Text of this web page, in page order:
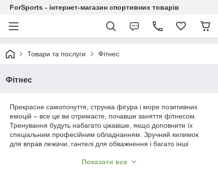
ForSports - інтернет-магазин спортивних товарів
Товари та послуги Фітнес
Фітнес
Прекрасне самопочуття, струнка фігура і море позитивних
емоцій – все це ви отримаєте, почавши заняття фітнесом.
Тренування будуть набагато цікавіше, якщо доповнити їх
спеціальним професійним обладнанням. Зручний килимок
для вправ лежачи, гантелі для обважнення і багато інші
Показати все